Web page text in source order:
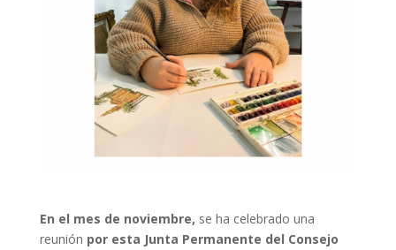
En el mes de noviembre, se ha celebrado una
reunión por esta Junta Permanente del Consejo